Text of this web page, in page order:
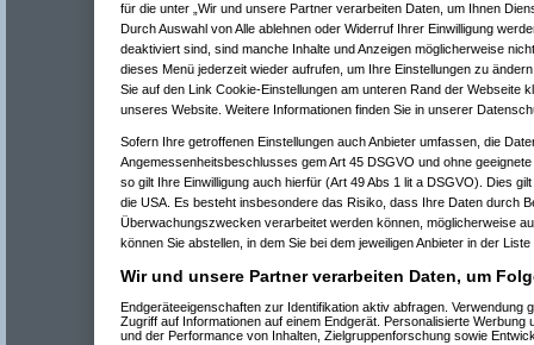
für die unter „Wir und unsere Partner verarbeiten Daten, um Ihnen
Durch Auswahl von Alle ablehnen oder Widerruf Ihrer Einwilligung
deaktiviert sind, sind manche Inhalte und Anzeigen möglicherweise
dieses Menü jederzeit wieder aufrufen, um Ihre Einstellungen zu
Sie auf den Link Cookie-Einstellungen am unteren Rand der Webseite
unseres Website. Weitere Informationen finden Sie in unserer
Sofern Ihre getroffenen Einstellungen auch Anbieter umfassen, die
Angemessenheitsbeschlusses gem Art 45 DSGVO und ohne
so gilt Ihre Einwilligung auch hierfür (Art 49 Abs 1 lit a DSGVO). Dies
die USA. Es besteht insbesondere das Risiko, dass Ihre Daten durch
Überwachungszwecken verarbeitet werden können, möglicherweise
können Sie abstellen, in dem Sie bei dem jeweiligen Anbieter in der
Wir und unsere Partner verarbeiten Daten, um
Endgeräteeigenschaften zur Identifikation aktiv abfragen. Verwendung
Zugriff auf Informationen auf einem Endgerät. Personalisierte Werbung
und der Performance von Inhalten, Zielgruppenforschung sowie